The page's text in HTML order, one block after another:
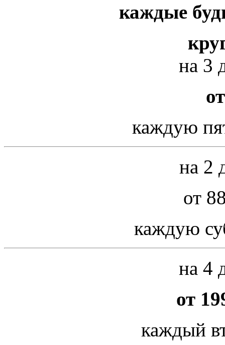
каждые
на 3
каждую
на 2
от
каждую
на 4
от
каждый